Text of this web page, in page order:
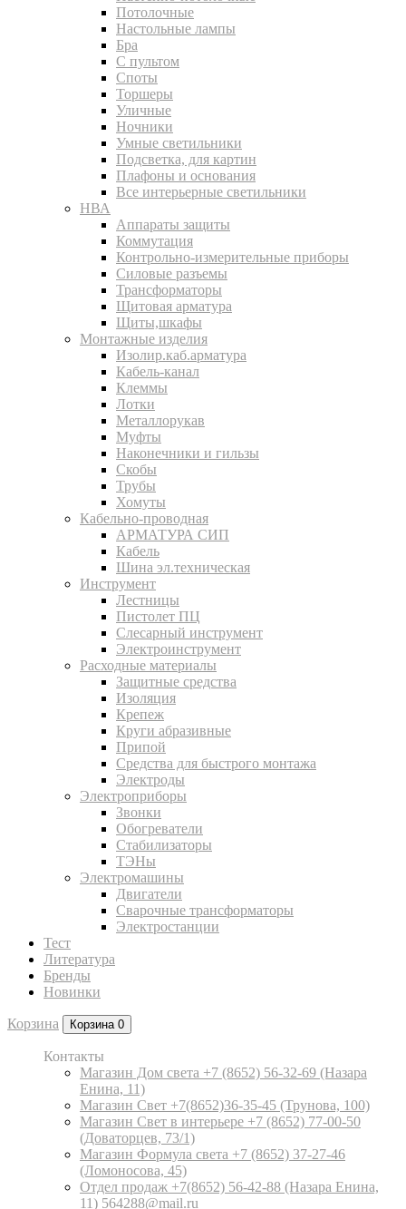
Потолочные
Настольные лампы
Бра
С пультом
Споты
Торшеры
Уличные
Ночники
Умные светильники
Подсветка, для картин
Плафоны и основания
Все интерьерные светильники
НВА
Аппараты защиты
Коммутация
Контрольно-измерительные приборы
Силовые разъемы
Трансформаторы
Щитовая арматура
Щиты,шкафы
Монтажные изделия
Изолир.каб.арматура
Кабель-канал
Клеммы
Лотки
Металлорукав
Муфты
Наконечники и гильзы
Скобы
Трубы
Хомуты
Кабельно-проводная
АРМАТУРА СИП
Кабель
Шина эл.техническая
Инструмент
Лестницы
Пистолет ПЦ
Слесарный инструмент
Электроинструмент
Расходные материалы
Защитные средства
Изоляция
Крепеж
Круги абразивные
Припой
Средства для быстрого монтажа
Электроды
Электроприборы
Звонки
Обогреватели
Стабилизаторы
ТЭНы
Электромашины
Двигатели
Сварочные трансформаторы
Электростанции
Тест
Литература
Бренды
Новинки
Корзина Корзина 0
Контакты
Магазин Дом света +7 (8652) 56-32-69 (Назара
Енина, 11)
Магазин Свет +7(8652)36-35-45 (Трунова, 100)
Магазин Свет в интерьере +7 (8652) 77-00-50
(Доваторцев, 73/1)
Магазин Формула света +7 (8652) 37-27-46
(Ломоносова, 45)
Отдел продаж +7(8652) 56-42-88 (Назара Енина,
11) 564288@mail.ru